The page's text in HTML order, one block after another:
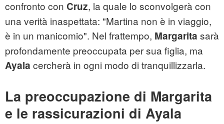
confronto con Cruz, la quale lo sconvolgerà con
una verità inaspettata: "Martina non è in viaggio,
è in un manicomio". Nel frattempo, Margarita sarà
profondamente preoccupata per sua figlia, ma
Ayala cercherà in ogni modo di tranquillizzarla.
La preoccupazione di Margarita
e le rassicurazioni di Ayala